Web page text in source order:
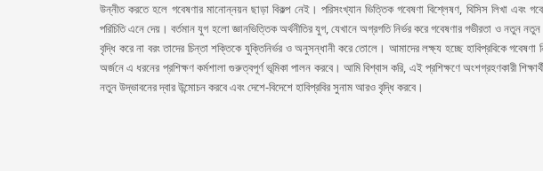
উন্নীত করতে হলে গবেষণার মানোন্নয়ন ছাড়া বিকল্প নেই। পরিসংখ্যান ভিত্তিক গবেষণা বিশ্লেষণ, থিসিস লিখা এবং
পরিচিতি এনে দেয়। বর্তমান যুগ হলো জ্ঞানভিত্তিক অর্থনীতির যুগ, যেখানে অগ্রগতি নির্ভর করে গবেষণার গভীরতা ও নতুন
বৃদ্ধি করে না বরং তাদের চিন্তা শক্তিকে যুক্তিনির্ভর ও অনুসন্ধানী করে তোলে। আমাদের লক্ষ্য হচ্ছে হাবিপ্রবিকে গবেষণা
অর্জনে এ ধরনের প্রশিক্ষণ কর্মশালা গুরুত্বপূর্ণ ভূমিকা পালন করবে। আমি বিশ্বাস করি, এই প্রশিক্ষণে অংশগ্রহণকারী
নতুন উদ্ভাবনের দ্বার উন্মোচন করবে এবং দেশে-বিদেশে হাবিপ্রবির সুনাম আরও বৃদ্ধি করবে।